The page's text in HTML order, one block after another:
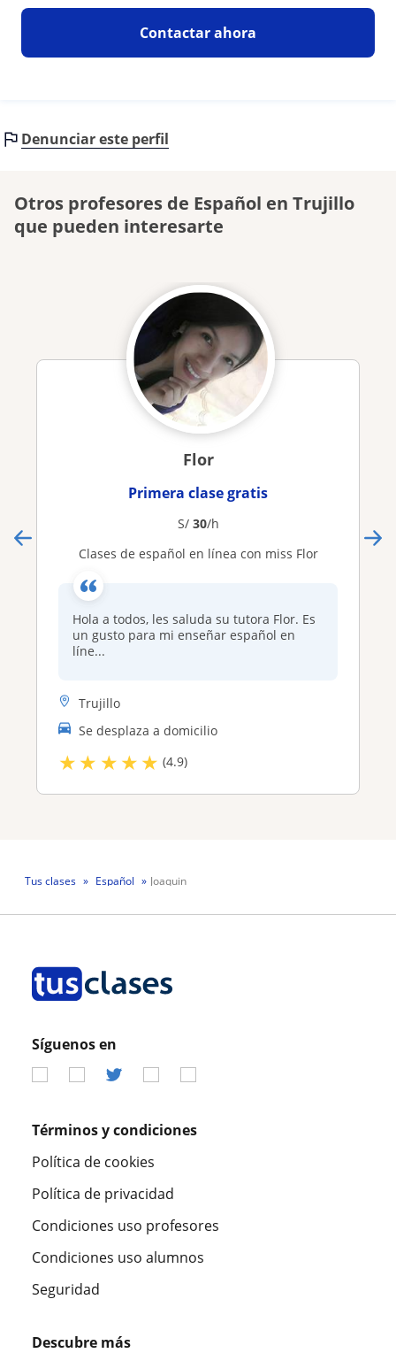
Contactar ahora
Denunciar este perfil
Otros profesores de Español en Trujillo
que pueden interesarte
Flor
Primera clase gratis
S/ 30/h
Clases de español en línea con miss Flor
Hola a todos, les saluda su tutora Flor. Es
un gusto para mi enseñar español en
líne...
Trujillo
Se desplaza a domicilio
★★ ★★★ (4.9)
Tus clases Español Joaquin
Síguenos en
Términos y condiciones
Política de cookies
Política de privacidad
Condiciones uso profesores
Condiciones uso alumnos
Seguridad
Descubre más